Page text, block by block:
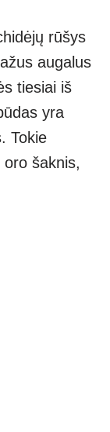
rūšys
augalus
tiesiai iš
yra
Tokie
šaknis,